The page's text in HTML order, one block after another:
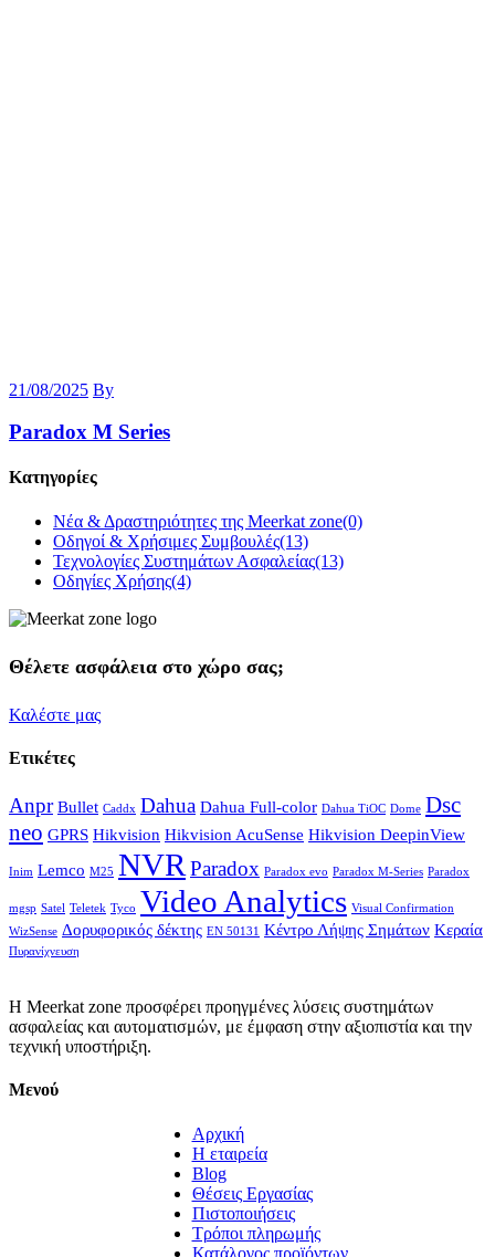
21/08/2025 By
Paradox M Series
Κατηγορίες
Νέα & Δραστηριότητες της Meerkat zone(0)
Οδηγοί & Χρήσιμες Συμβουλές(13)
Τεχνολογίες Συστημάτων Ασφαλείας(13)
Οδηγίες Χρήσης(4)
Θέλετε ασφάλεια στο χώρο σας;
Καλέστε μας
Ετικέτες
Anpr Bullet Caddx Dahua Dahua Full-color Dahua TiOC Dome Dsc
neo GPRS Hikvision Hikvision AcuSense Hikvision DeepinView
Inim Lemco M25 NVR Paradox Paradox evo Paradox M-Series Paradox
mgsp Satel Teletek Tyco Video Analytics Visual Confirmation
WizSense Δορυφορικός δέκτης ΕΝ 50131 Κέντρο Λήψης Σημάτων Κεραία
Πυρανίχνευση
Η Meerkat zone προσφέρει προηγμένες λύσεις συστημάτων
ασφαλείας και αυτοματισμών, με έμφαση στην αξιοπιστία και την
τεχνική υποστήριξη.
Μενού
Αρχική
Η εταιρεία
Blog
Θέσεις Εργασίας
Πιστοποιήσεις
Τρόποι πληρωμής
Κατάλογος προϊόντων